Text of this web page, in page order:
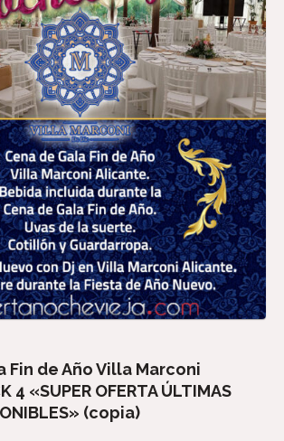
Fin de Año Villa Marconi
4 «SUPER OFERTA ÚLTIMAS
(copia)